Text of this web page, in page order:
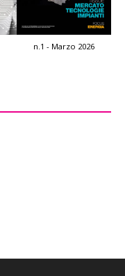
n.1 - Marzo 2026